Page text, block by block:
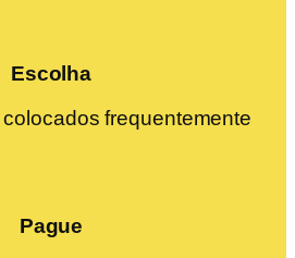
Escolha
frequentemente
Pague